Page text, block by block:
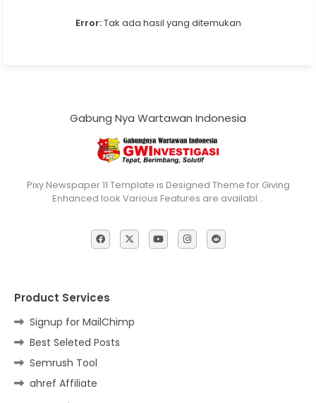
Error:Tak ada hasil yang ditemukan
Gabung Nya Wartawan Indonesia
Pixy Newspaper 11 Template is Designed Theme for Giving
Enhanced look Various Features are availabl…
Product Services
Signup for MailChimp
Best Seleted Posts
Semrush Tool
ahref Affiliate